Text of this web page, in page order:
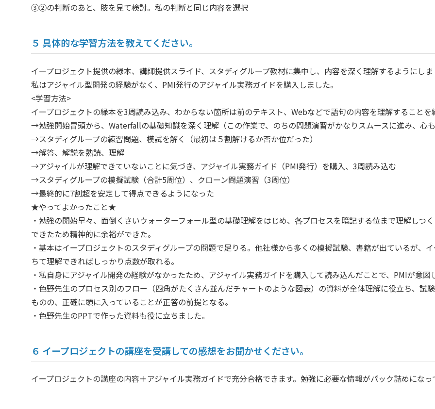
③②の判断のあと、肢を見て検討。私の判断と同じ内容を選択
５ 具体的な学習方法を教えてください。
イープロジェクト提供の緑本、講師提供スライド、スタディグループ教材に集中し、内容を深く理解するようにしま
私はアジャイル型開発の経験がなく、PMI発行のアジャイル実務ガイドを購入しました。
<学習方法>
イープロジェクトの緑本を3周読み込み、わからない箇所は前のテキスト、Webなどで語句の内容を理解することを
→勉強開始冒頭から、Waterfallの基礎知識を深く理解（この作業で、のちの問題演習がかなりスムースに進み、心も
→スタディグループの練習問題、模試を解く（最初は５割解けるか否か位だった）
→解答、解説を熟読、理解
→アジャイルが理解できていないことに気づき、アジャイル実務ガイド（PMI発行）を購入、3周読み込む
→スタディグループの模擬試験（合計5周位）、クローン問題演習（3周位）
→最終的に7割超を安定して得点できるようになった
★やってよかったこと★
・勉強の開始早々、面倒くさいウォーターフォール型の基礎理解をはじめ、各プロセスを暗記する位まで理解しつ
できたため精神的に余裕ができた。
・基本はイープロジェクトのスタディグループの問題で足りる。他社様から多くの模擬試験、書籍が出ているが、
ちて理解できればしっかり点数が取れる。
・私自身にアジャイル開発の経験がなかったため、アジャイル実務ガイドを購入して読み込んだことで、PMIが意図
・色野先生のプロセス別のフロー（四角がたくさん並んだチャートのような図表）の資料が全体理解に役立ち、試
ものの、正確に頭に入っていることが正答の前提となる。
・色野先生のPPTで作った資料も役に立ちました。
６ イープロジェクトの講座を受講しての感想をお聞かせください。
イープロジェクトの講座の内容＋アジャイル実務ガイドで充分合格できます。勉強に必要な情報がパック詰めになっ